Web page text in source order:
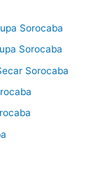
Sorocaba
Sorocaba
Sorocaba